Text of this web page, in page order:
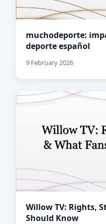
muchodeporte:
deporte español
9 February 2026
Willow TV: Rights,
Should Know